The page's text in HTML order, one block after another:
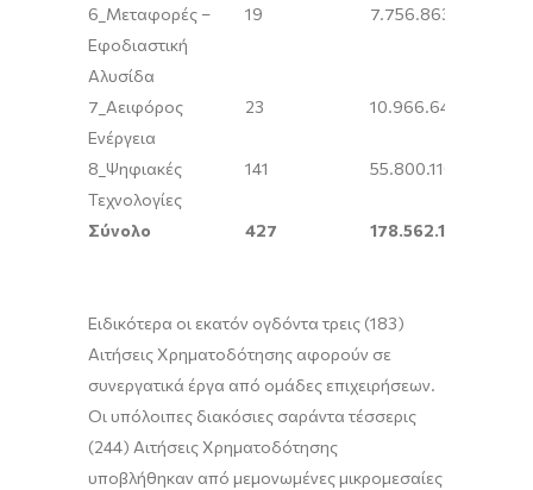
6_Μεταφορές –
Εφοδιαστική
Αλυσίδα
19 7.756.863,07
7_Αειφόρος
Ενέργεια
23 10.966.645,85
8_Ψηφιακές
Τεχνολογίες
141 55.800.110,52
Σύνολο 427 178.562.156,35
Ειδικότερα οι εκατόν ογδόντα τρεις (183)
Αιτήσεις Χρηματοδότησης αφορούν σε
συνεργατικά έργα από ομάδες επιχειρήσεων.
Οι υπόλοιπες διακόσιες σαράντα τέσσερις
(244) Αιτήσεις Χρηματοδότησης
υποβλήθηκαν από μεμονωμένες μικρομεσαίες